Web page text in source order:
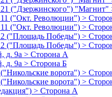
21 ("Дзержинского") "Магнит"
11 ("Окт. Революции") >
11 ("Окт. Революции") >
2 ("Площадь Победы") >
2 ("Площадь Победы") >
д. 9а > Сторона А
д. 9а > Сторона Б
ворота") >
ворота") >
> Сторона А